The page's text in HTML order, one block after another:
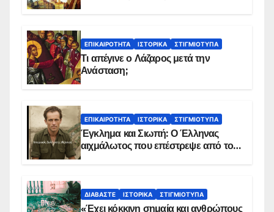
ΕΠΙΚΑΙΡΌΤΗΤΑ ΙΣΤΟΡΙΚΆ ΣΤΙΓΜΙΌΤΥΠΑ
Τι απέγινε ο Λάζαρος μετά την
Ανάσταση;
ΕΠΙΚΑΙΡΌΤΗΤΑ ΙΣΤΟΡΙΚΆ ΣΤΙΓΜΙΌΤΥΠΑ
Έγκλημα και Σιωπή: Ο Έλληνας
αιχμάλωτος που επέστρεψε από το
ΔΙΑΒΆΣΤΕ ΙΣΤΟΡΙΚΆ ΣΤΙΓΜΙΌΤΥΠΑ
«Έχει κόκκινη σημαία και ανθρώπους